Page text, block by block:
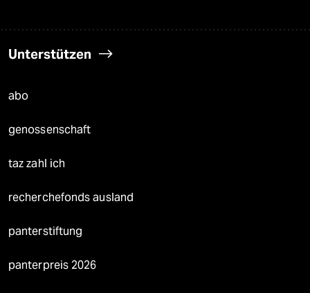
Unterstützen
abo
genossenschaft
taz zahl ich
recherchefonds ausland
panterstiftung
panterpreis 2026